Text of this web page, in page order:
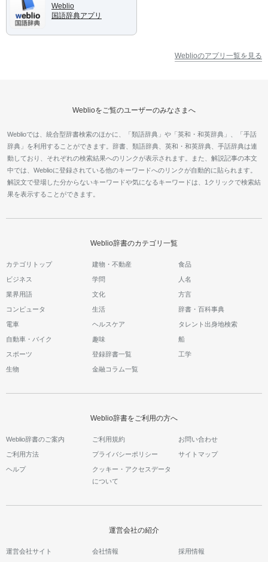
Weblio
国語辞典アプリ
Weblioのアプリ一覧を見る
Weblioをご覧のユーザーのみなさまへ
Weblioでは、統合型辞書検索のほかに、「類語辞典」や「英和・和英辞典」、「手話
辞典」を利用することができます。辞書、類語辞典、英和・和英辞典、手話辞典は連
動しており、それぞれの検索結果へのリンクが表示されます。また、解説記事の本文
中では、Weblioに登録されている他のキーワードへのリンクが自動的に貼られます。
解説文で登場した分からないキーワードや気になるキーワードは、1クリックで検索結
果を表示することができます。
Weblio辞書のカテゴリ一覧
カテゴリトップ 建物・不動産 食品
ビジネス 学問 人名
業界用語 文化 方言
コンピュータ 生活 辞書・百科事典
電車 ヘルスケア タレント出身地検索
自動車・バイク 趣味 船
スポーツ 登録辞書一覧 工学
生物 金融コラム一覧
Weblio辞書をご利用の方へ
Weblio辞書のご案内 ご利用規約 お問い合わせ
ご利用方法 プライバシーポリシー サイトマップ
ヘルプ
クッキー・アクセスデータ
について
運営会社の紹介
運営会社サイト 会社情報 採用情報